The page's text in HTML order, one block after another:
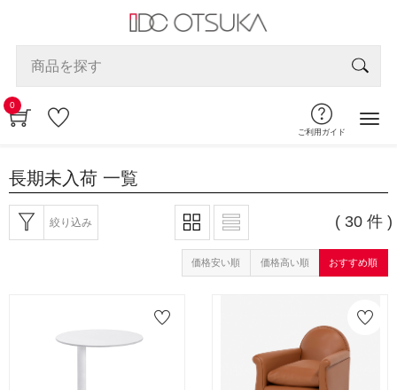
0
ご利用ガイド
長期未入荷 一覧
絞り込み ( 30 件 )
価格安い順 価格高い順 おすすめ順